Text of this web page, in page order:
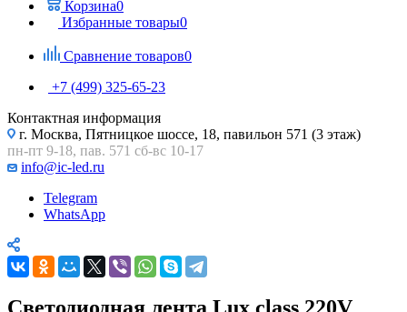
Корзина0
Избранные товары0
Сравнение товаров0
+7 (499) 325-65-23
Контактная информация
г. Москва, Пятницкое шоссе, 18, павильон 571 (3 этаж)
пн-пт 9-18, пав. 571 сб-вс 10-17
info@ic-led.ru
Telegram
WhatsApp